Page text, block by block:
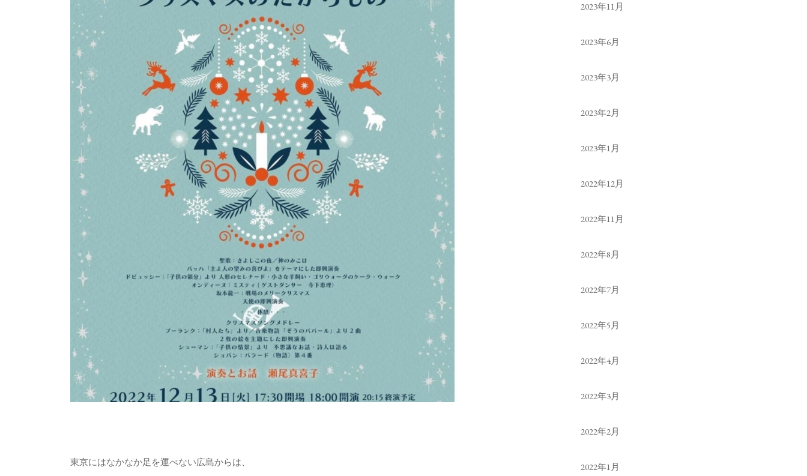
東京にはなかなか足を運べない広島からは、
2023年11月
2023年6月
2023年3月
2023年2月
2023年1月
2022年12月
2022年11月
2022年8月
2022年7月
2022年5月
2022年4月
2022年3月
2022年2月
2022年1月